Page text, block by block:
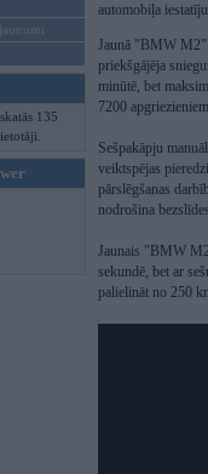
135
automobiļa
Jaunā "BMW M2"
priekšgājēja
minūtē, bet
7200
Sešpakāpju
veiktspējas
pārslēgšanas
nodrošina
Jaunais "BMW
sekundē, bet ar
palielināt no 250